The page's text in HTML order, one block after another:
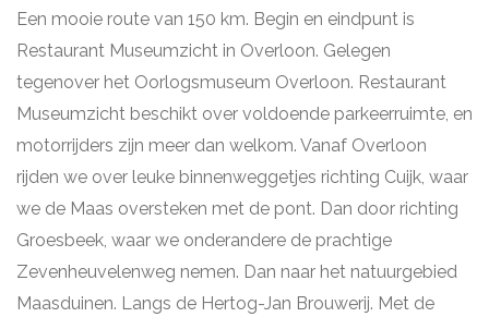
Een mooie route van 150 km. Begin en eindpunt is
Restaurant Museumzicht in Overloon. Gelegen
tegenover het Oorlogsmuseum Overloon. Restaurant
Museumzicht beschikt over voldoende parkeerruimte, en
motorrijders zijn meer dan welkom. Vanaf Overloon
rijden we over leuke binnenweggetjes richting Cuijk, waar
we de Maas oversteken met de pont. Dan door richting
Groesbeek, waar we onderandere de prachtige
Zevenheuvelenweg nemen. Dan naar het natuurgebied
Maasduinen. Langs de Hertog-Jan Brouwerij. Met de